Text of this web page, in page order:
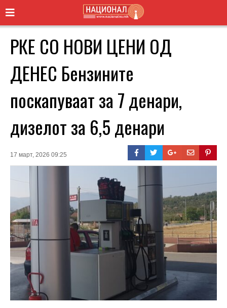
РКЕ СО НОВИ ЦЕНИ ОД
ДЕНЕС Бензините
поскапуваат за 7 денари,
дизелот за 6,5 денари
17 март, 2026 09:25